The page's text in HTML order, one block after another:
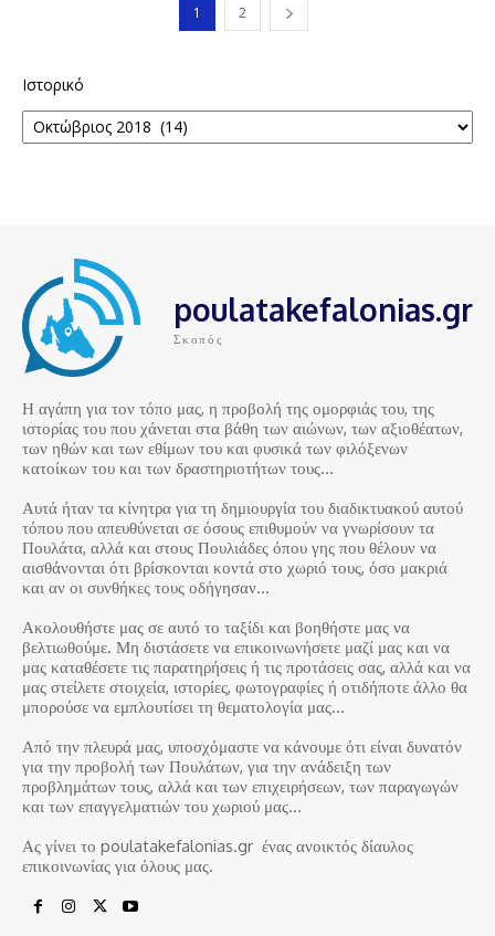
1 2
Ιστορικό
poulatakefalonias.gr
Σκοπός
Η αγάπη για τον τόπο μας, η προβολή της ομορφιάς του, της
ιστορίας του που χάνεται στα βάθη των αιώνων, των αξιοθέατων,
των ηθών και των εθίμων του και φυσικά των φιλόξενων
κατοίκων του και των δραστηριοτήτων τους…
Αυτά ήταν τα κίνητρα για τη δημιουργία του διαδικτυακού αυτού
τόπου που απευθύνεται σε όσους επιθυμούν να γνωρίσουν τα
Πουλάτα, αλλά και στους Πουλιάδες όπου γης που θέλουν να
αισθάνονται ότι βρίσκονται κοντά στο χωριό τους, όσο μακριά
και αν οι συνθήκες τους οδήγησαν…
Ακολουθήστε μας σε αυτό το ταξίδι και βοηθήστε μας να
βελτιωθούμε. Μη διστάσετε να επικοινωνήσετε μαζί μας και να
μας καταθέσετε τις παρατηρήσεις ή τις προτάσεις σας, αλλά και να
μας στείλετε στοιχεία, ιστορίες, φωτογραφίες ή οτιδήποτε άλλο θα
μπορούσε να εμπλουτίσει τη θεματολογία μας…
Από την πλευρά μας, υποσχόμαστε να κάνουμε ότι είναι δυνατόν
για την προβολή των Πουλάτων, για την ανάδειξη των
προβλημάτων τους, αλλά και των επιχειρήσεων, των παραγωγών
και των επαγγελματιών του χωριού μας…
Ας γίνει το poulatakefalonias.gr ένας ανοικτός δίαυλος
επικοινωνίας για όλους μας.